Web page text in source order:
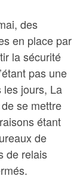
des
en place par
la sécurité
pas une
les jours, La
se mettre
étant
de
de relais